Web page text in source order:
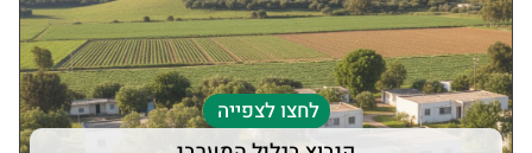
לחצו לצפייה